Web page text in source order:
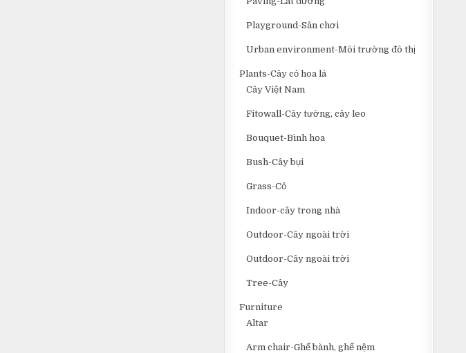
Playground-Sân chơi
Urban environment-Môi trường đô thị
Plants-Cây cỏ hoa lá
Cây Việt Nam
Fitowall-Cây tường, cây leo
Bouquet-Bình hoa
Bush-Cây bụi
Grass-Cỏ
Indoor-cây trong nhà
Outdoor-Cây ngoài trời
Outdoor-Cây ngoài trời
Tree-Cây
Furniture
Altar
Arm chair-Ghế bành, ghế nệm